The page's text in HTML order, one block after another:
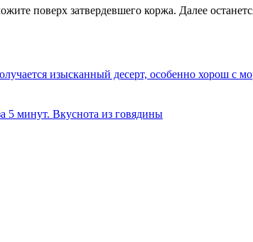
поверх затвердевшего коржа. Далее
изысканный десерт, особенно хорош с
5 минут. Вкуснота из говядины